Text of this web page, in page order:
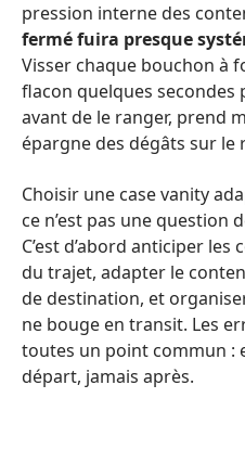
pression interne des
fermé fuira presque
Visser chaque bouchon à
flacon quelques
avant de le ranger, prend
épargne des dégâts sur le
Choisir une case vanity
ce n’est pas une question
C’est d’abord anticiper
du trajet, adapter le
de destination, et
ne bouge en transit. Les
toutes un point commun :
départ, jamais après.